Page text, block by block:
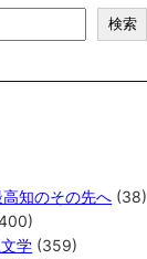
検索
知のその先へ (38)
学 (359)